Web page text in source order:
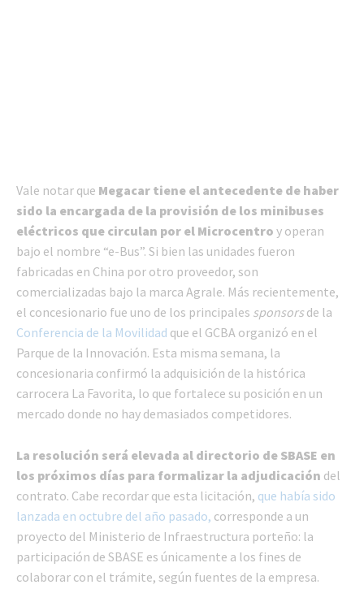
Vale notar que Megacar tiene el antecedente de haber
sido la encargada de la provisión de los minibuses
eléctricos que circulan por el Microcentro y operan
bajo el nombre “e-Bus”. Si bien las unidades fueron
fabricadas en China por otro proveedor, son
comercializadas bajo la marca Agrale. Más recientemente,
el concesionario fue uno de los principales sponsors de la
Conferencia de la Movilidad que el GCBA organizó en el
Parque de la Innovación. Esta misma semana, la
concesionaria confirmó la adquisición de la histórica
carrocera La Favorita, lo que fortalece su posición en un
mercado donde no hay demasiados competidores.
La resolución será elevada al directorio de SBASE en
los próximos días para formalizar la adjudicación del
contrato. Cabe recordar que esta licitación, que había sido
lanzada en octubre del año pasado, corresponde a un
proyecto del Ministerio de Infraestructura porteño: la
participación de SBASE es únicamente a los fines de
colaborar con el trámite, según fuentes de la empresa.